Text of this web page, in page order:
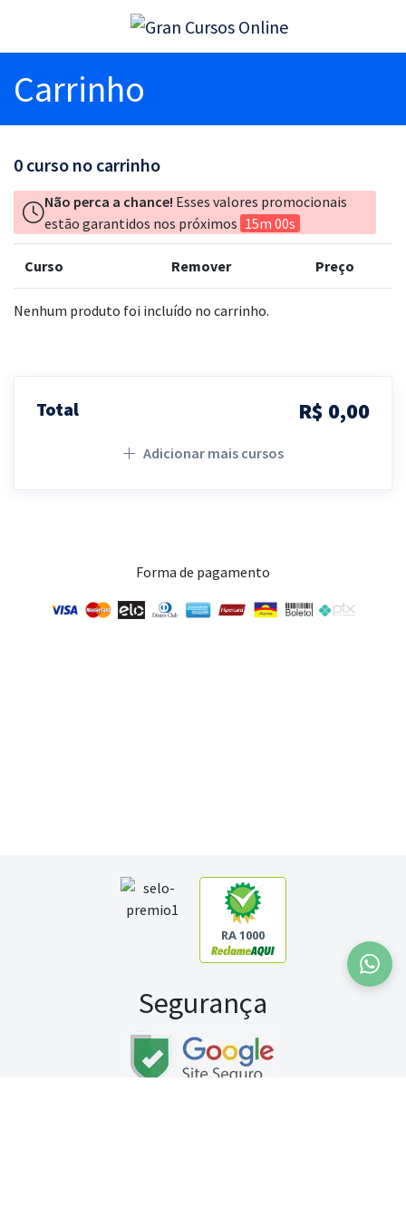
Carrinho
0 curso no carrinho
Não perca a chance! Esses valores promocionais
estão garantidos nos próximos 15m 00s
Curso Remover Preço
Nenhum produto foi incluído no carrinho.
Total R$ 0,00
Adicionar mais cursos
Forma de pagamento
RA 1000
Segurança